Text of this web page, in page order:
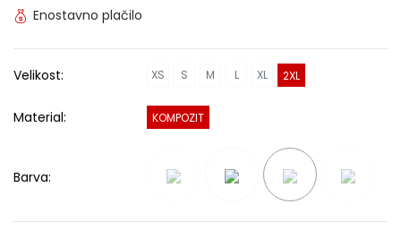
Enostavno plačilo
Velikost: XS S M L XL 2XL
Material: KOMPOZIT
Barva: